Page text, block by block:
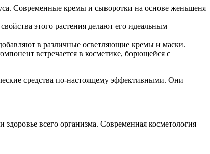
Современные кремы и сыворотки на основе женьшеня
этого растения делают его идеальным
в различные осветляющие кремы и маски.
встречается в косметике, борющейся с
средства по-настоящему эффективными. Они
всего организма. Современная косметология